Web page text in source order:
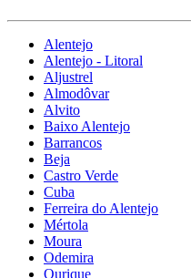
Alentejo
Alentejo - Litoral
Aljustrel
Almodôvar
Alvito
Baixo Alentejo
Barrancos
Beja
Castro Verde
Cuba
Ferreira do Alentejo
Mértola
Moura
Odemira
Ourique